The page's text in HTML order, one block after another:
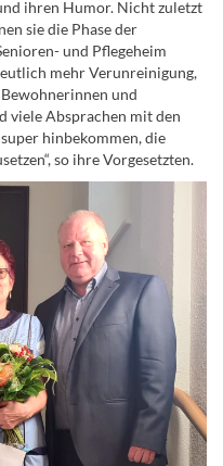
ihren Humor. Nicht zuletzt
sie die Phase der
und Pflegeheim
mehr Verunreinigung,
und
viele Absprachen mit den
hinbekommen, die
so ihre Vorgesetzten.